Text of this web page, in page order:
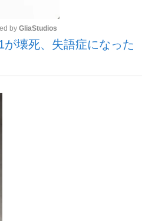
マが悪者扱いされているのが悲しい」『
いまさら聞けない資産運用のす
by GliaStudios
壊死、失語症になった